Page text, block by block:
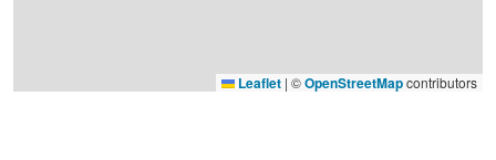
Leaflet | ©OpenStreetMapcontributors